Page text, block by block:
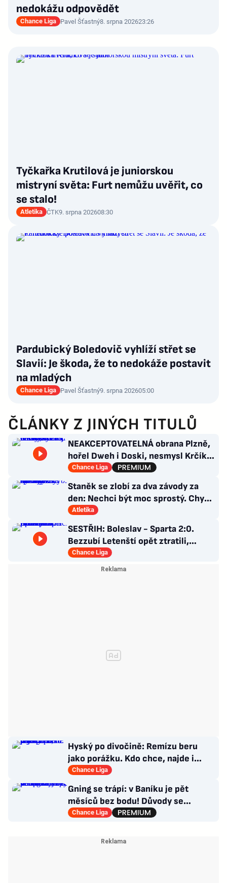
nedokážu odpovědět
Chance Liga Pavel Šťastný8. srpna 202623:26
Tyčkařka Krutilová je juniorskou
mistryní světa: Furt nemůžu uvěřit, co
se stalo!
Atletika ČTK9. srpna 202608:30
Pardubický Boledovič vyhlíží střet se
Slavií: Je škoda, že to nedokáže postavit
na mladých
Chance Liga Pavel Šťastný9. srpna 202605:00
ČLÁNKY Z JINÝCH TITULŮ
NEAKCEPTOVATELNÁ obrana Plzně,
hořel Dweh i Doski, nesmysl Krčíka.
Ustojí to Hyský?
Chance Liga
Staněk se zlobí za dva závody za
den: Nechci být moc sprostý. Chybí
nám styčný důstojník
Atletika
SESTŘIH: Boleslav - Sparta 2:0.
Bezzubí Letenští opět ztratili,
domácí rozhodli v první půli
Chance Liga
Hyský po divočině: Remízu beru
jako porážku. Kdo chce, najde i
hodně pozitivních věcí
Chance Liga
Gning se trápí: v Baníku je pět
měsíců bez bodu! Důvody se
opakují u tří trenérů
Chance Liga